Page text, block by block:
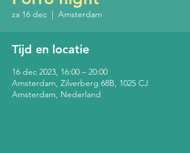
za 16 dec
  |
Amsterdam
Tijd en locatie
16 dec 2023, 16:00 – 20:00
Amsterdam, Zilverberg 68B, 1025 CJ
Amsterdam, Nederland